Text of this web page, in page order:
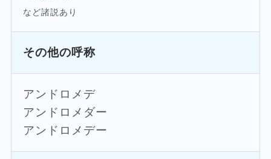
など諸説あり
その他の呼称
アンドロメデ
アンドロメダー
アンドロメデー